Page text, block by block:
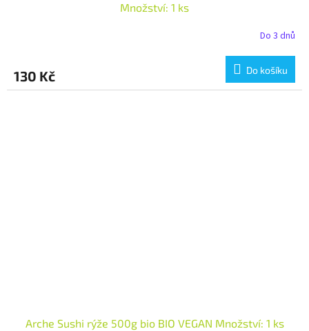
Množství: 1 ks
Do 3 dnů
130 Kč Do košíku
Arche Sushi rýže 500g bio BIO VEGAN Množství: 1 ks